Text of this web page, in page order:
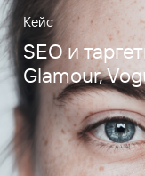
Кейс
SEO и
Glamour,